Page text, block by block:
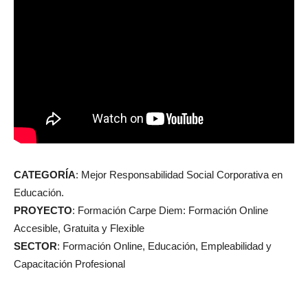
CATEGORÍA: Mejor Responsabilidad Social Corporativa en
Educación.
PROYECTO: Formación Carpe Diem: Formación Online
Accesible, Gratuita y Flexible
SECTOR: Formación Online, Educación, Empleabilidad y
Capacitación Profesional